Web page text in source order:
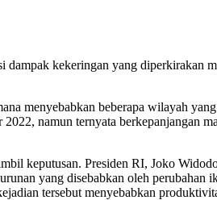
kekeringan yang diperkirakan
menyebabkan beberapa wilayah
namun ternyata berkepanjangan
keputusan. Presiden RI, Joko
yang disebabkan oleh
tersebut menyebabkan